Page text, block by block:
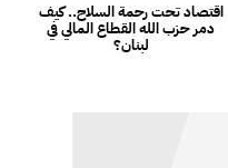
اقتصاد تحت رحمة السلاح.. كيف
دمر حزب الله القطاع المالي في
لبنان؟